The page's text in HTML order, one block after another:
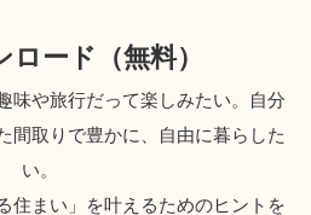
ード（無料）
味や旅行だって楽しみたい。自分
間取りで豊かに、自由に暮らした
い。
住まい」を叶えるためのヒントを